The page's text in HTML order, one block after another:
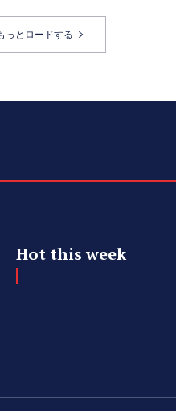
っとロードする
Hot this week